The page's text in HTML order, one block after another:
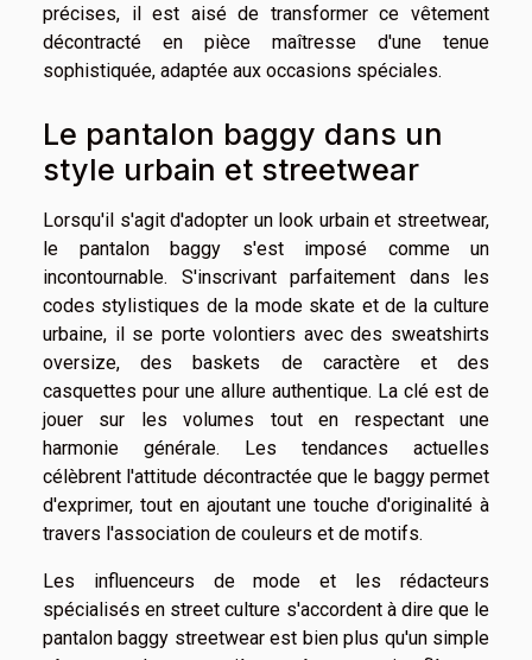
précises, il est aisé de transformer ce vêtement
décontracté en pièce maîtresse d'une tenue
sophistiquée, adaptée aux occasions spéciales.
Le pantalon baggy dans un
style urbain et streetwear
Lorsqu'il s'agit d'adopter un look urbain et streetwear,
le pantalon baggy s'est imposé comme un
incontournable. S'inscrivant parfaitement dans les
codes stylistiques de la mode skate et de la culture
urbaine, il se porte volontiers avec des sweatshirts
oversize, des baskets de caractère et des
casquettes pour une allure authentique. La clé est de
jouer sur les volumes tout en respectant une
harmonie générale. Les tendances actuelles
célèbrent l'attitude décontractée que le baggy permet
d'exprimer, tout en ajoutant une touche d'originalité à
travers l'association de couleurs et de motifs.
Les influenceurs de mode et les rédacteurs
spécialisés en street culture s'accordent à dire que le
pantalon baggy streetwear est bien plus qu'un simple